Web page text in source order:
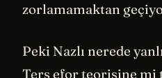
zorlamamaktan
Peki Nazlı nerede
Ters efor teorisine mi